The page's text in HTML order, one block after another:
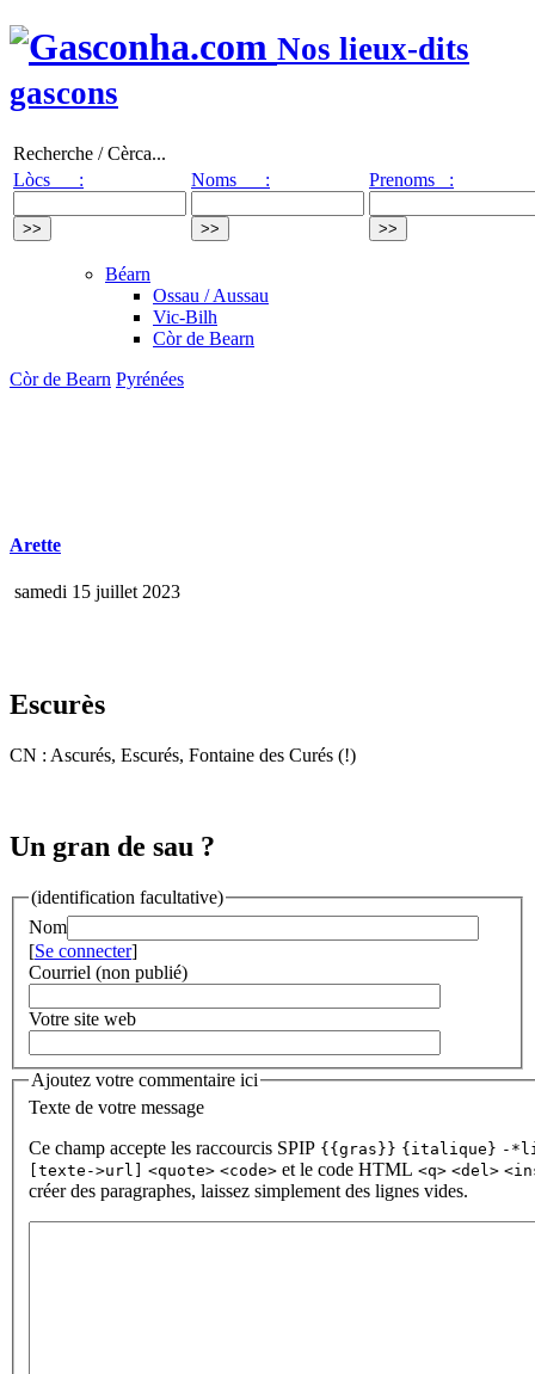
Nos lieux-dits
gascons
Recherche / Cèrca...
Lòcs :
Noms : Prenoms :
Béarn
Ossau / Aussau
Vic-Bilh
Còr de Bearn
Còr de Bearn Pyrénées
Arette
samedi 15 juillet 2023
Escurès
CN : Ascurés, Escurés, Fontaine des Curés (!)
Un gran de sau ?
(identification facultative)
Nom
[Se connecter]
Courriel (non publié)
Votre site web
Ajoutez votre commentaire ici
Texte de votre message
Ce champ accepte les raccourcis SPIP {{gras}} {italique} -
[texte->url]
<quote> <code> et le code HTML <q> <del>
créer des paragraphes, laissez simplement des lignes vides.